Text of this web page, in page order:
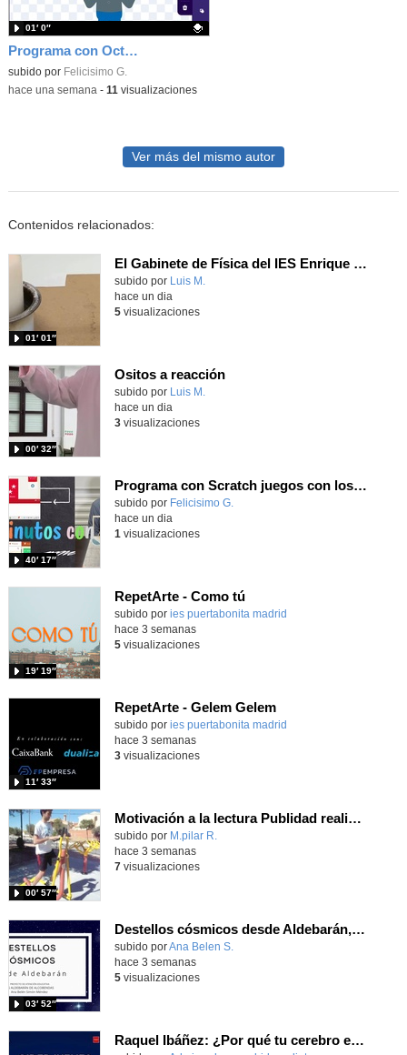
Programa con OctoStudio, un juego homenajeando al House of the dead con Zombies
Contenido educativo.
subido por Felicisimo G.
01′ 0″
-hace una semana - 11 visualizaciones
Ver más del mismo autor
Contenidos relacionados:
El Gabinete de Física del IES Enrique Tierno Galván de Parla (Curso 25-26)
Contenido educativo.
subido por Luis M.
01′ 01″
hace un dia
5visualizaciones
Ositos a reacción
Contenido educativo.
subido por Luis M.
00′ 32″
hace un dia
3visualizaciones
Programa con Scratch juegos con los partidos del mundial 2026 ganados por España
Contenido educativo.
subido por Felicisimo G.
40′ 17″
hace un dia
1 visualizaciones
RepetArte - Como tú
subido por ies puertabonita madrid
19′ 19″
hace 3 semanas
5visualizaciones
RepetArte - Gelem Gelem
subido por ies puertabonita madrid
11′ 33″
hace 3 semanas
3visualizaciones
Motivación a la lectura Publidad realizada por alumnos
Contenido educativo.
subido por M.pilar R.
00′ 57″
hace 3 semanas
7visualizaciones
Destellos cósmicos desde Aldebarán, alcanzar las estrellas
Contenido educativo.
subido porAna Belen S.
03′ 52″
hace 3 semanas
5visualizaciones
Raquel Ibáñez: ¿Por qué tu cerebro es el Zero-Day favorito de la IA